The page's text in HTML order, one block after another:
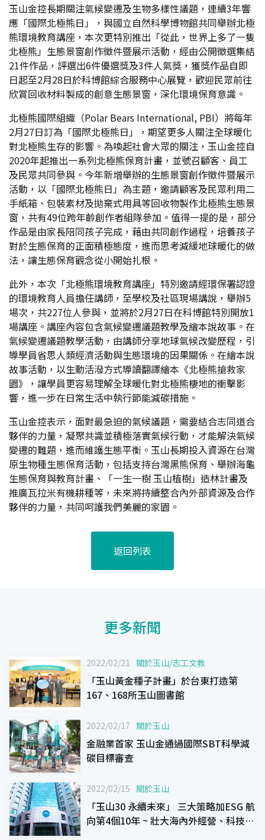
玉山金控長期關注氣候變遷及生物多樣性議題，連續3年響
應「國際北極熊日」，與國立自然科學博物館共同舉辦北極
熊環境教育講座，本次更特別推出「從此，世界上多了一隻
北極熊」生態景窗創作徵件暨展示活動，經由公開徵選集結
21件作品，評選出6件優選獎及3件人氣獎，獲獎作品自即
日起至2月28日於科博館綜合服務中心展覽，歡迎民眾前往
欣賞回收材料製成的創意生態景窗，深化環境保育意識。
北極熊國際組織（Polar Bears International, PBI）將每年
2月27日訂為「國際北極熊日」，期望更多人關注全球暖化
對北極熊生存的影響。為喚起社會大眾的關注，玉山金控自
2020年起推出一系列北極熊保育計畫，並號召顧客、員工
及民眾共同參與。今年新增舉辦的生態景窗創作徵件暨展示
活動，以「國際北極熊日」為主題，邀請顧客及民眾利用二
手紙箱、包裝素材及拋棄式用具等回收物製作北極熊生態景
窗，共有49位跨年齡創作者組隊參加。值得一提的是，部分
作品是由家長陪同孩子完成，藉由共同創作過程，培養孩子
對於生態保育的正面積極態度，進而思考減緩地球暖化的做
法，讓生態保育觀念從小開始扎根。
此外，本次「北極熊環境教育講座」特別邀請經環保署認證
的環境教育人員擔任講師，至學校及社區現場講說，舉辦5
場次，共227位人參與，並將於2月27日在科博館特別開放1
場講座。講座內容包含氣候變遷議題教學及繪本說故事。在
氣候變遷議題教學活動，由講師分享地球氣候改變歷程，引
導學員省思人類經濟活動與生態環境的因果關係。在繪本說
故事活動，以生動活潑方式導讀翻譯繪本《北極熊搶救家
園》，讓學員更容易理解全球暖化對北極熊棲地的衝擊影
響，進一步在日常生活中執行節能減碳措施。
玉山金控表示，面對最急迫的氣候議題，需要結合志同道合
夥伴的力量，凝聚共識並積極落實氣候行動，才能解決氣候
變遷的難題，進而維護生態平衡。玉山長期投入資源在台灣
原生物種生態保育活動，包括支持台灣黑熊保育、舉辦海龜
生態保育與教育計畫、「一生一樹 玉山植樹」造林計畫及
推廣瓦拉米有機耕種等，未來將持續整合內外部資源及合作
夥伴的力量，共同呵護我們美麗的家園。
返回列表
更多新聞
2022/02/21 關於玉山/志工文教
「玉山黃金種子計畫」於台東打造第
167、168所玉山圖書館
2022/02/17 關於玉山
金融業首家 玉山金通過國際SBT科學減
碳目標審查
2022/02/15 關於玉山
「玉山30 永續未來」 三大策略加ESG 航
向第4個10年 ~ 壯大海內外經營、科技領